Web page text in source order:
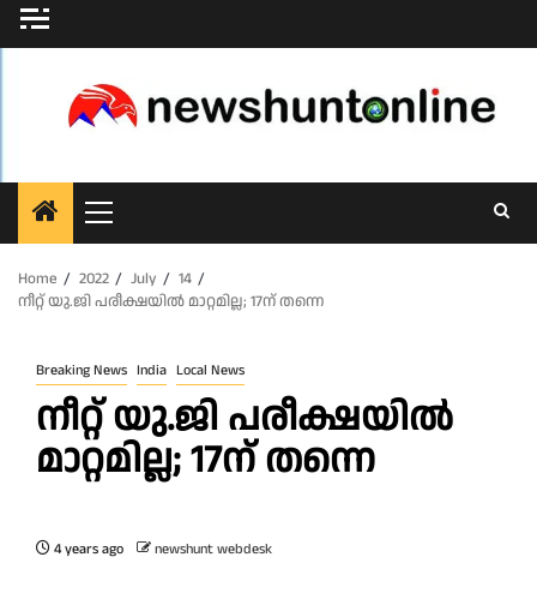
Skip
to
Primary
Menu
Home
2022 July
14
നീറ്റ് യു.ജി പരീക്ഷയിൽ മാറ്റമില്ല; 17ന് തന്നെ
Breaking News India Local News
നീറ്റ് യു.ജി പരീക്ഷയിൽ
മാറ്റമില്ല; 17ന് തന്നെ
4 years ago newshunt webdesk